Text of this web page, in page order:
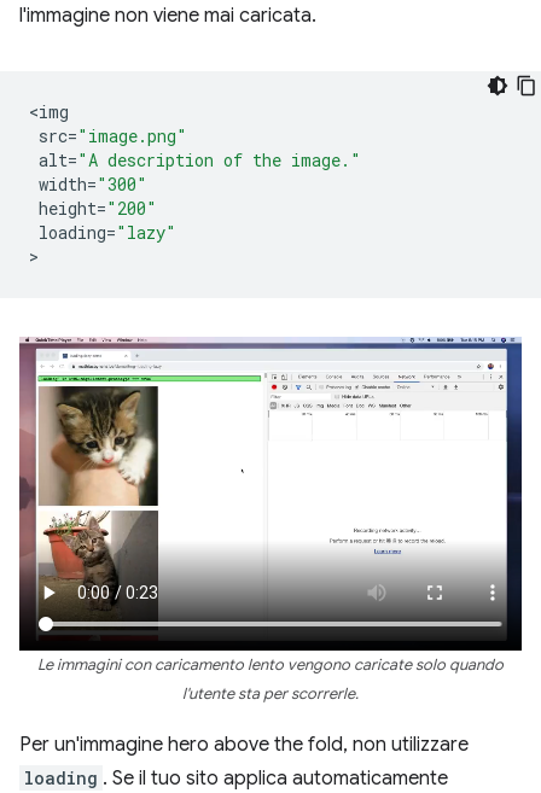
l'immagine non viene mai caricata.
<img
src="image.png"
alt="A description of the image."
width="300"
height="200"
loading="lazy"
Le immagini con caricamento lento vengono caricate solo quando
l'utente sta per scorrerle.
Per un'immagine hero above the fold, non utilizzare
loading . Se il tuo sito applica automaticamente